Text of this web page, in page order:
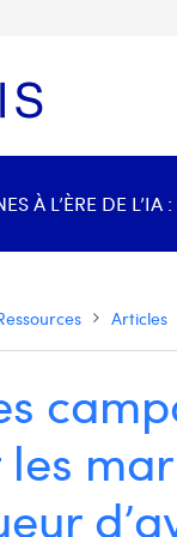
À L’ÈRE DE
Articles